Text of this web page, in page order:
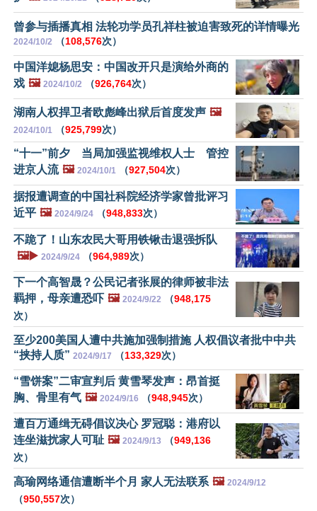
曾参与插播真相 法轮功学员孔祥柱被迫害致死的详情曝光
2024/10/2 （108,576次）
中国洋媳杨思安：中国改开只是演给外商的
戏 🖼️ 2024/10/2 （926,764次）
湖南人权捍卫者欧彪峰出狱后首度发声 🖼️
2024/10/1 （925,799次）
“十一”前夕 当局加强监视维权人士 管控
进京人流 🖼️ 2024/10/1 （927,504次）
据报遭调查的中国社科院经济学家曾批评习
近平 🖼️ 2024/9/24 （948,833次）
不跪了！山东农民大哥用铁锹击退强拆队
🖼️▶️ 2024/9/24 （964,989次）
下一个高智晟？公民记者张展的律师被非法
羁押，母亲遭恐​​吓 🖼️ 2024/9/22 （948,175
次）
至少200美国人遭中共施加强制措施 人权倡议者批中中共
“挟持人质” 2024/9/17 （133,329次）
“雪饼案”二审宣判后 黄雪琴发声：昂首挺
胸、骨里有气 🖼️ 2024/9/16 （948,945次）
遭百万通缉无碍倡议决心 罗冠聪：港府以
连坐滋扰家人可耻 🖼️ 2024/9/13 （949,136
次）
高瑜网络通信遭断半个月 家人无法联系 🖼️ 2024/9/12
（950,557次）